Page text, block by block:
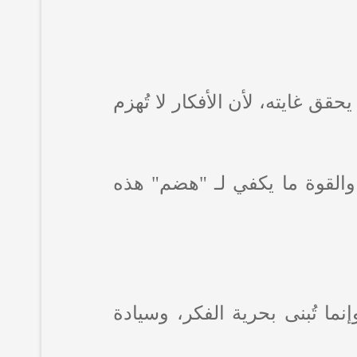
غايته، لأن الأفكار لا تُهزم
ما يكفي لـ "هضم" هذه
تُبنى بحرية الفكر، وسيادة